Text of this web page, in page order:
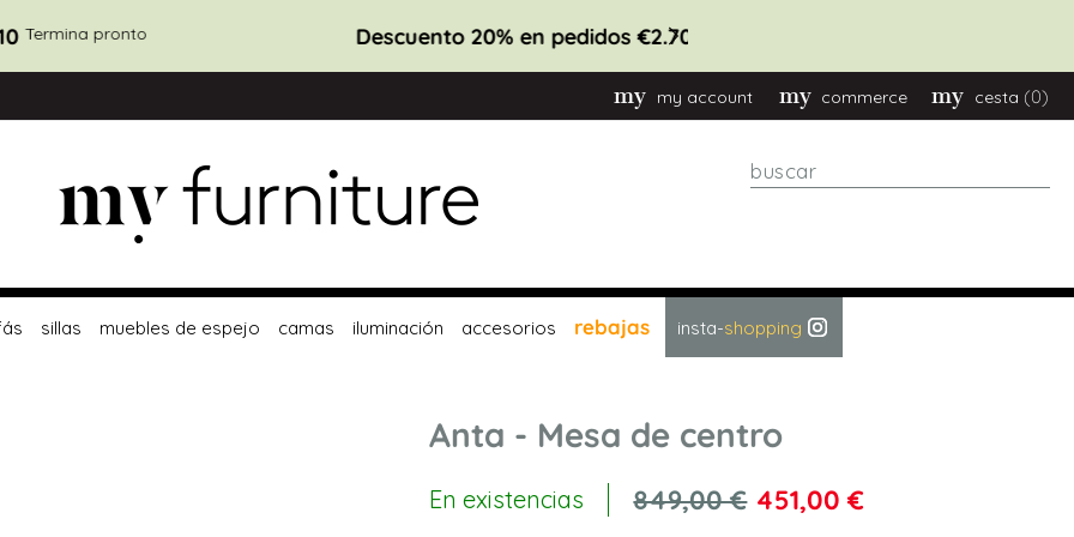
20% en pedidos €2.700+ MYAUG20 Termina pronto
my account commerce cesta (0)
Buscar
sillas muebles de espejo camas iluminación accesorios rebajas insta-shopping
Anta - Mesa de centro
En existencias 451,00 €
849,00 €